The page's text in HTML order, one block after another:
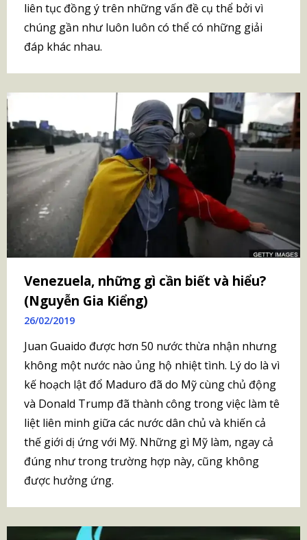
liên tục đồng ý trên những vấn đề cụ thể bởi vì
chúng gần như luôn luôn có thể có những giải
đáp khác nhau.
Venezuela, những gì cần biết và hiểu?
(Nguyễn Gia Kiểng)
26/02/2019
Juan Guaido được hơn 50 nước thừa nhận nhưng
không một nước nào ủng hộ nhiệt tình. Lý do là vì
kế hoạch lật đổ Maduro đã do Mỹ cùng chủ động
và Donald Trump đã thành công trong việc làm tê
liệt liên minh giữa các nước dân chủ và khiến cả
thế giới dị ứng với Mỹ. Những gì Mỹ làm, ngay cả
đúng như trong trường hợp này, cũng không
được hưởng ứng.